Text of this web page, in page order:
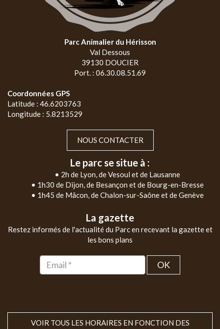
Parc Animalier du Hérisson
Val Dessous
39130 DOUCIER
Port. : 06.30.08.51.69
Coordonnées GPS
Latitude : 46.6203763
Longitude : 5.8213529
NOUS CONTACTER
Le parc se situe à :
• 2h de Lyon, de Vesoul et de Lausanne
• 1h30 de Dijon, de Besançon et de Bourg-en-Bresse
• 1h45 de Mâcon, de Chalon-sur-Saône et de Genève
La gazette
Restez informés de l'actualité du Parc en recevant la gazette et
les bons plans
OK
VOIR TOUS LES HORAIRES EN FONCTION DES